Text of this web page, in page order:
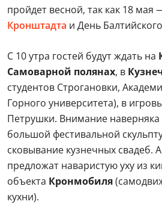
пройдет весной, так как 18
Кронштадта и День
С 10 утра гостей будут ждать на
Самоварной полянах, в
студентов Строгановки,
Горного университета), в
Петрушки. Внимание наверняка
большой фестивальной
сковывание кузнечных свадеб.
предложат наваристую уху из
объекта Кронмобиля
кухни).